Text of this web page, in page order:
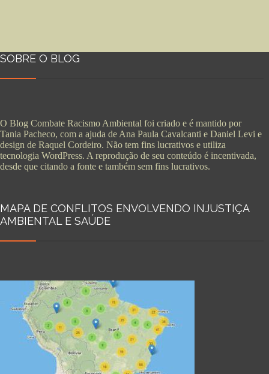
SOBRE O BLOG
O Blog Combate Racismo Ambiental foi criado e é mantido por
Tania Pacheco, com a ajuda de Ana Paula Cavalcanti e Daniel Levi e
design de Raquel Cordeiro. Não tem fins lucrativos e utiliza
tecnologia WordPress. A reprodução de seu conteúdo é incentivada,
desde que citando a fonte e também sem fins lucrativos.
MAPA DE CONFLITOS ENVOLVENDO INJUSTIÇA
AMBIENTAL E SAÚDE